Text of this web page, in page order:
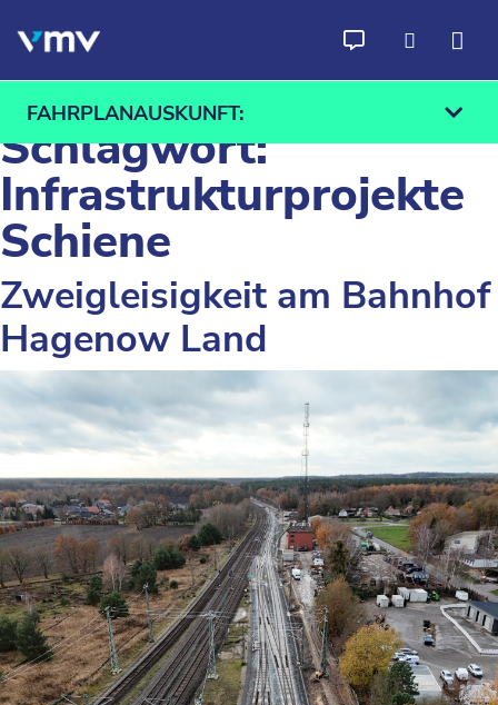
FAHRPLANAUSKUNFT:
Ab An
Finden
Schlagwort:
Infrastrukturprojekte
Schiene
Zweigleisigkeit am Bahnhof
Hagenow Land